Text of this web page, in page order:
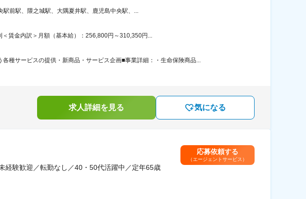
前駅、隈之城駅、大隅夏井駅、鹿児島中央駅、...
賃金内訳＞月額（基本給）：256,800円～310,350円...
種サービスの提供・新商品・サービス企画■事業詳細：・生命保険商品...
求人詳細を見る 気になる
経験歓迎／転勤なし／40・50代活躍中／定年65歳
応募依頼する
（エージェントサービス）